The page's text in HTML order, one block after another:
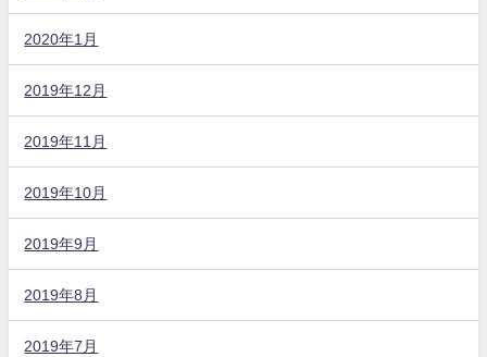
2020年1月
2019年12月
2019年11月
2019年10月
2019年9月
2019年8月
2019年7月